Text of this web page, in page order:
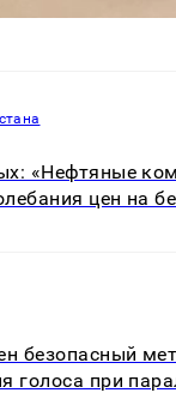
«Нефтяные
цен на
безопасный
голоса при